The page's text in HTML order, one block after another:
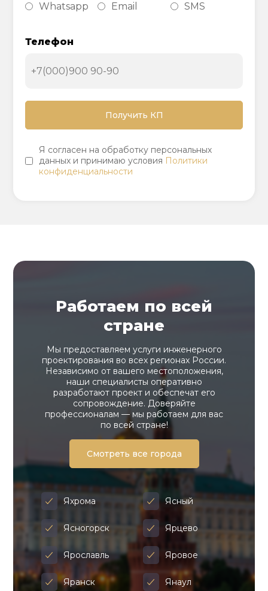
Whatsapp
Email SMS
Телефон
Я согласен на обработку персональных
данных и принимаю условия Политики
конфиденциальности
Работаем по всей
стране
Мы предоставляем услуги инженерного
проектирования во всех регионах России.
Независимо от вашего местоположения,
наши специалисты оперативно
разработают проект и обеспечат его
сопровождение. Доверяйте
профессионалам — мы работаем для вас
по всей стране!
Смотреть все города
Яхрома Ясный
Ясногорск Ярцево
Ярославль Яровое
Яранск Янаул